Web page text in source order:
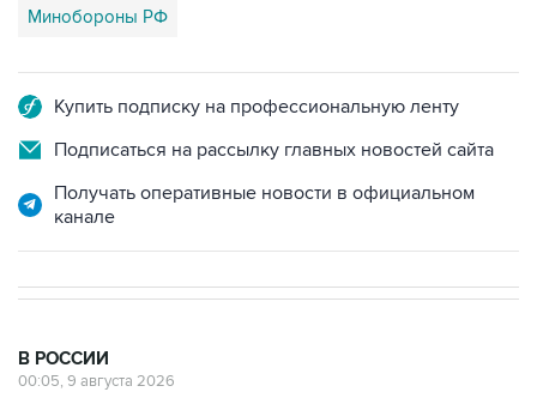
Минобороны РФ
Купить подписку на профессиональную ленту
Подписаться на рассылку главных новостей сайта
Получать оперативные новости в официальном
канале
В РОССИИ
00:05, 9 августа 2026